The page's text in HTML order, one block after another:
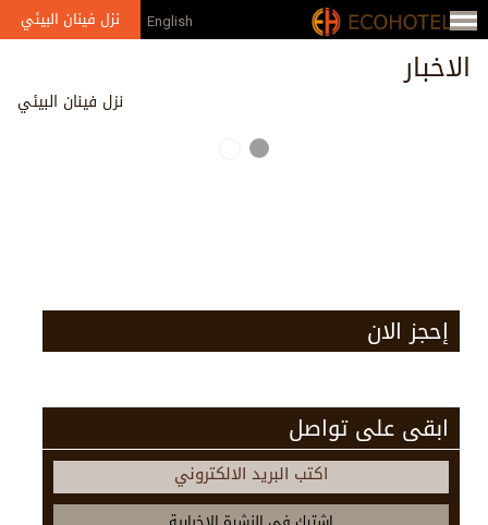
Jump to navigation
English نزل فينان البيئي
الاخبار
نزل فينان البيئي
إحجز الان
ابقى على تواصل
اكتب البريد الالكتروني